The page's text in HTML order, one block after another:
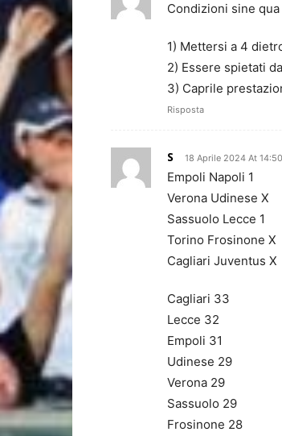
Condizioni sine
1) Mettersi a 4
2) Essere spietati
3) Caprile
Risposta
S 18 Aprile 2024 At 14:50
Empoli Napoli 1
Verona Udinese X
Sassuolo Lecce 1
Torino Frosinone X
Cagliari Juventus X
Cagliari 33
Lecce 32
Empoli 31
Udinese 29
Verona 29
Sassuolo 29
Frosinone 28